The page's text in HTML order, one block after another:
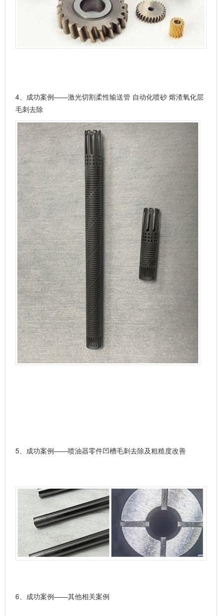
4、 成功案例——激光切割柔性输送管 自动化喷砂 熔渣氧化层
毛刺去除
5、 成功案例——喷油器零件凹槽毛刺去除及粗糙度改善
6、 成功案例——其他相关案例